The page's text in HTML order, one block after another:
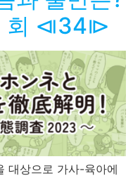
⧏34⧐
대상으로 가사-육아에